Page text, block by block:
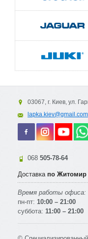
03067, г. Киев, ул.
lapka.kiev@gmail.com
068 505-78-64
Доставка по Житомир
Время работы офиса:
пн-пт: 10:00 – 21:00
суббота: 11:00 – 21:00